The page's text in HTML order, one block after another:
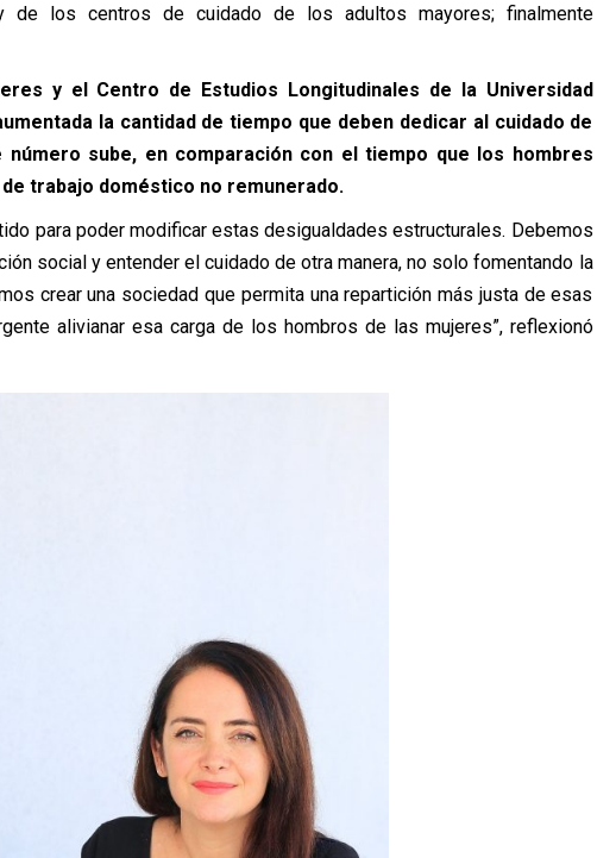
de los centros de cuidado de los adultos mayores; finalmente
y el Centro de Estudios Longitudinales de la Universidad
la cantidad de tiempo que deben dedicar al cuidado de
sube, en comparación con el tiempo que los hombres
trabajo doméstico no remunerado.
para poder modificar estas desigualdades estructurales. Debemos
social y entender el cuidado de otra manera, no solo fomentando la
crear una sociedad que permita una repartición más justa de esas
alivianar esa carga de los hombros de las mujeres”, reflexionó